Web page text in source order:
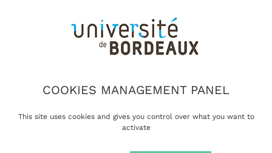
COOKIES MANAGEMENT PANEL
This site uses cookies and gives you control over what you want to
activate
d'un encadrement de mentors de l'industrie
tout au long de leurs projets.